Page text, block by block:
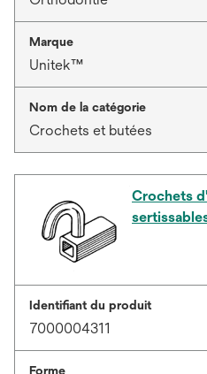
Marque
Unitek™
Nom de la catégorie
Crochets et butées
Crochets
Identifiant du produit
7000004311
Forme